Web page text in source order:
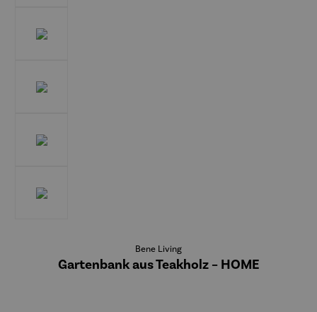
Bene Living
Gartenbank aus Teakholz – HOME